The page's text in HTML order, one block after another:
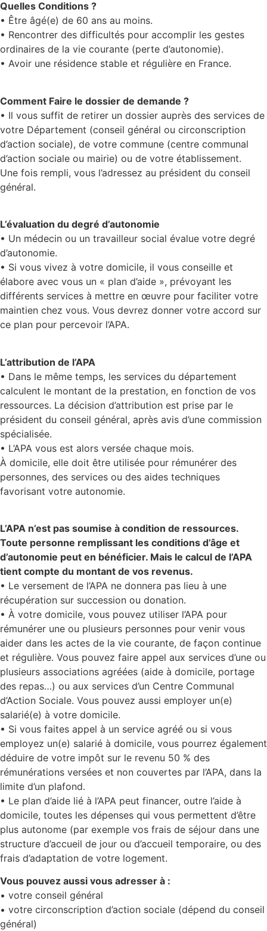
Quelles Conditions ?
• Être âgé(e) de 60 ans au moins.
• Rencontrer des difficultés pour accomplir les gestes
ordinaires de la vie courante (perte d’autonomie).
• Avoir une résidence stable et régulière en France.
Comment Faire le dossier de demande ?
• Il vous suffit de retirer un dossier auprès des services de
votre Département (conseil général ou circonscription
d’action sociale), de votre commune (centre communal
d’action sociale ou mairie) ou de votre établissement.
Une fois rempli, vous l’adressez au président du conseil
général.
L’évaluation du degré d’autonomie
• Un médecin ou un travailleur social évalue votre degré
d’autonomie.
• Si vous vivez à votre domicile, il vous conseille et
élabore avec vous un « plan d’aide », prévoyant les
différents services à mettre en œuvre pour faciliter votre
maintien chez vous. Vous devrez donner votre accord sur
ce plan pour percevoir l’APA.
L’attribution de l’APA
• Dans le même temps, les services du département
calculent le montant de la prestation, en fonction de vos
ressources. La décision d’attribution est prise par le
président du conseil général, après avis d’une commission
spécialisée.
• L’APA vous est alors versée chaque mois.
À domicile, elle doit être utilisée pour rémunérer des
personnes, des services ou des aides techniques
favorisant votre autonomie.
L’APA n’est pas soumise à condition de ressources.
Toute personne remplissant les conditions d’âge et
d’autonomie peut en bénéficier. Mais le calcul de l’APA
tient compte du montant de vos revenus.
• Le versement de l’APA ne donnera pas lieu à une
récupération sur succession ou donation.
• À votre domicile, vous pouvez utiliser l’APA pour
rémunérer une ou plusieurs personnes pour venir vous
aider dans les actes de la vie courante, de façon continue
et régulière. Vous pouvez faire appel aux services d’une ou
plusieurs associations agréées (aide à domicile, portage
des repas…) ou aux services d’un Centre Communal
d’Action Sociale. Vous pouvez aussi employer un(e)
salarié(e) à votre domicile.
• Si vous faites appel à un service agréé ou si vous
employez un(e) salarié à domicile, vous pourrez également
déduire de votre impôt sur le revenu 50 % des
rémunérations versées et non couvertes par l’APA, dans la
limite d’un plafond.
• Le plan d’aide lié à l’APA peut financer, outre l’aide à
domicile, toutes les dépenses qui vous permettent d’être
plus autonome (par exemple vos frais de séjour dans une
structure d’accueil de jour ou d’accueil temporaire, ou des
frais d’adaptation de votre logement.
Vous pouvez aussi vous adresser à :
• votre conseil général
• votre circonscription d’action sociale (dépend du conseil
général)